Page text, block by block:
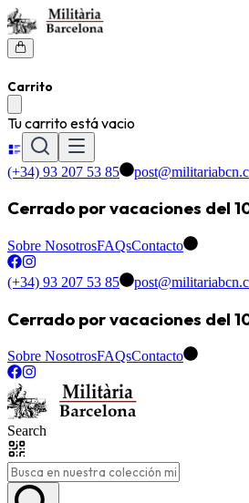
Carrito
Tu carrito está vacio
(+34) 93 207 53 85
Cerrado por vacaciones del
Sobre NosotrosFAQsContacto
(+34) 93 207 53 85
Cerrado por vacaciones del
Sobre NosotrosFAQsContacto
Search